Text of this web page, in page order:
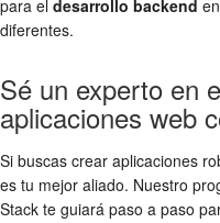
para el desarrollo backend en
diferentes.
Sé un experto en
aplicaciones web
Si buscas crear aplicaciones
es tu mejor aliado. Nuestro
Stack te guiará paso a paso